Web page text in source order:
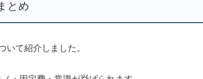
とめ
て紹介しました。